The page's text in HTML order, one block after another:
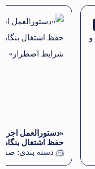
«دستورالعمل
حفظ اشتغال
شرایط اضطرار»
دسته بندی: